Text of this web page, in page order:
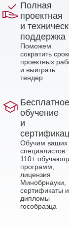
Полная
проектная
и
поддержка
Поможем
сократить
проектных
и выиграть
тендер
Бесплатное
обучение
и
Обучим ваших
специалистов:
110+
программ,
лицензия
Минобрнауки,
сертификаты и
дипломы
гособразца